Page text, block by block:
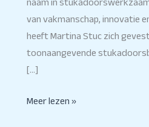
van vakmanschap, innovatie
heeft Martina Stuc zich
toonaangevende
[…]
Meer lezen »